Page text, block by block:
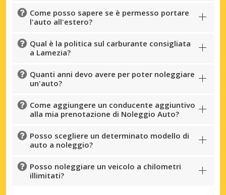
Come posso sapere se è permesso portare
l'auto all'estero?
Qual è la politica sul carburante consigliata
a Lamezia?
Quanti anni devo avere per poter noleggiare
un'auto?
Come aggiungere un conducente aggiuntivo
alla mia prenotazione di Noleggio Auto?
Posso scegliere un determinato modello di
auto a noleggio?
Posso noleggiare un veicolo a chilometri
illimitati?